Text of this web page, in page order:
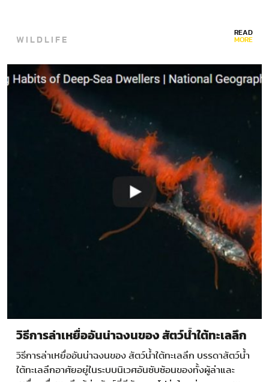
WILDLIFE READ
MORE
วิธีการล่าเหยื่ออันน่าฉงนของ สัตว์น้ำใต้ทะเลลึก
วิธีการล่าเหยื่ออันน่าฉงนของ สัตว์น้ำใต้ทะเลลึก บรรดาสัตว์น้ำ
ใต้ทะเลลึกอาศัยอยู่ในระบบนิเวศอันซับซ้อนของทั้งผู้ล่าและ